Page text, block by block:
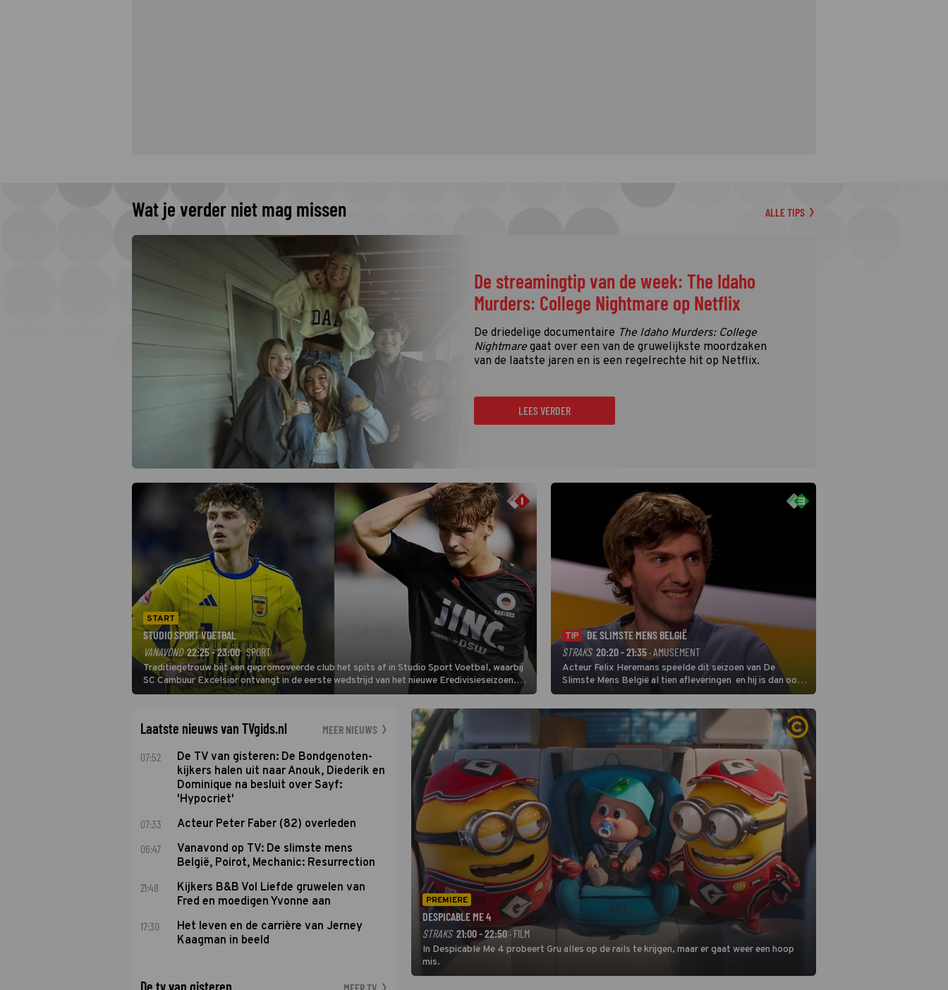
Wat je verder niet mag missen ALLE TIPS
De streamingtip van de week: The Idaho
Murders: College Nightmare op Netflix
De driedelige documentaire The Idaho Murders: College
Nightmare gaat over een van de gruwelijkste moordzaken
van de laatste jaren en is een regelrechte hit op Netflix.
LEES VERDER
START
STUDIO SPORT VOETBAL
VANAVOND 22:25 - 23:00· SPORT
Traditiegetrouw bijt een gepromoveerde club het spits af in Studio Sport Voetbal, waarbij
SC Cambuur Excelsior ontvangt in de eerste wedstrijd van het nieuwe Eredivisieseizoen.
De nieuwe oefenmeester is Johan Plat en hij wil aanvallend voetballen.
TIP
DE SLIMSTE MENS BELGIË
STRAKS 20:20 - 21:35· AMUSEMENT
Acteur Felix Heremans speelde dit seizoen van De
Slimste Mens België al tien afleveringen en hij is dan ook
de grote favoriet in deze seizoensfinale. En er is
Nederlandse inbreng, want komiek Soundos El Ahmadi
neemt plaats aan de jurytafel.
Laatste nieuws van TVgids.nl MEER NIEUWS
07:52
De TV van gisteren: De Bondgenoten-
kijkers halen uit naar Anouk, Diederik en
Dominique na besluit over Sayf:
'Hypocriet'
07:33 Acteur Peter Faber (82) overleden
06:47
Vanavond op TV: De slimste mens
België, Poirot, Mechanic: Resurrection
21:48
Kijkers B&B Vol Liefde gruwelen van
Fred en moedigen Yvonne aan
17:30
Het leven en de carrière van Jerney
Kaagman in beeld
De tv van gisteren
PREMIERE
DESPICABLE ME 4
STRAKS 21:00 - 22:50· FILM
In Despicable Me 4 probeert Gru alles op de rails te krijgen, maar er gaat weer een hoop
mis.